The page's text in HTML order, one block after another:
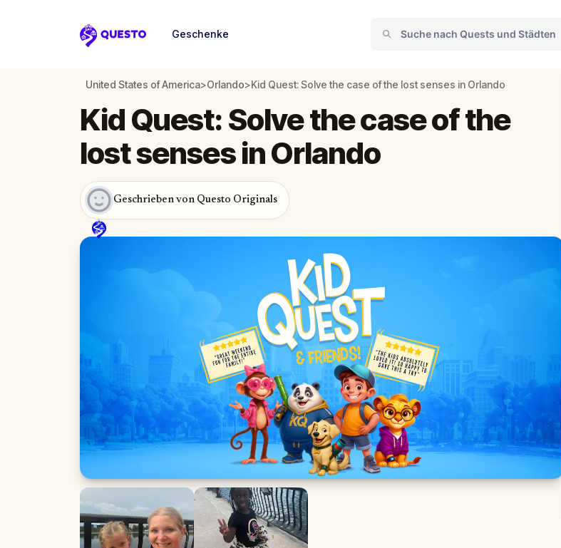
Questo
Geschenke
United States of America>Orlando>Kid Quest: Solve the case of the lost senses in Orlando
Kid Quest: Solve the case of the
lost senses in Orlando
Geschrieben von Questo Originals